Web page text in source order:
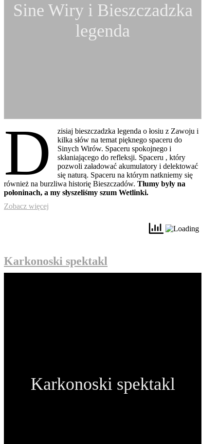
Sine Wiry i Bieszczadzka
legenda
D
zisiaj bieszczadzka legenda o łosiu z Zawoju i
kilka słów na temat pięknego spaceru do
Sinych Wirów. Spaceru spokojnego i
skłaniającego do refleksji. Spaceru , który
pozwoli załadować akumulatory i delektować
się naturą. Spaceru na którym natkniemy się
również na burzliwa historię Bieszczadów. Tłumy były na
połoninach, a my słyszeliśmy szum Wetlinki.
Zobacz więcej
Karkonoski spektakl
Karkonoski spektakl